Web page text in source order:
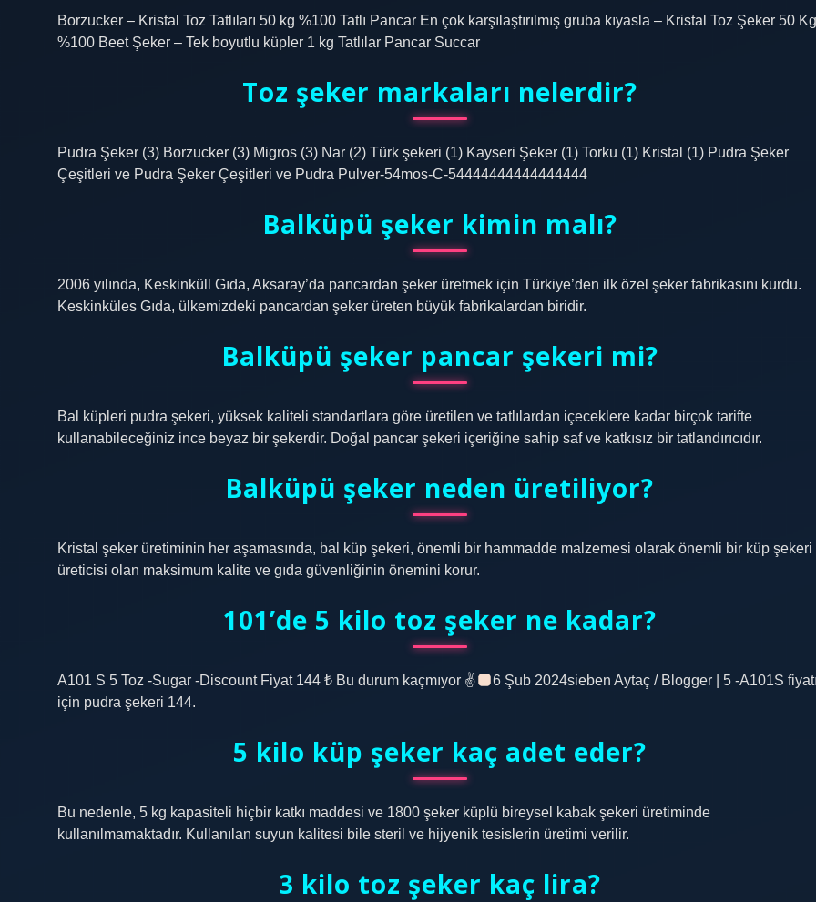
Borzucker – Kristal Toz Tatlıları 50 kg %100 Tatlı Pancar En çok karşılaştırılmış gruba kıyasla – Kristal Toz Şeker 50 Kg
%100 Beet Şeker – Tek boyutlu küpler 1 kg Tatlılar Pancar Succar
Toz şeker markaları nelerdir?
Pudra Şeker (3) Borzucker (3) Migros (3) Nar (2) Türk şekeri (1) Kayseri Şeker (1) Torku (1) Kristal (1) Pudra Şeker
Çeşitleri ve Pudra Şeker Çeşitleri ve Pudra Pulver-54mos-C-54444444444444444
Balküpü şeker kimin malı?
2006 yılında, Keskinküll Gıda, Aksaray’da pancardan şeker üretmek için Türkiye’den ilk özel şeker fabrikasını kurdu.
Keskinküles Gıda, ülkemizdeki pancardan şeker üreten büyük fabrikalardan biridir.
Balküpü şeker pancar şekeri mi?
Bal küpleri pudra şekeri, yüksek kaliteli standartlara göre üretilen ve tatlılardan içeceklere kadar birçok tarifte
kullanabileceğiniz ince beyaz bir şekerdir. Doğal pancar şekeri içeriğine sahip saf ve katkısız bir tatlandırıcıdır.
Balküpü şeker neden üretiliyor?
Kristal şeker üretiminin her aşamasında, bal küp şekeri, önemli bir hammadde malzemesi olarak önemli bir küp şekeri
üreticisi olan maksimum kalite ve gıda güvenliğinin önemini korur.
101’de 5 kilo toz şeker ne kadar?
A101 S 5 Toz -Sugar -Discount Fiyat 144 ₺ Bu durum kaçmıyor ✌
6 Şub 2024sieben Aytaç / Blogger | 5 -A101S
için pudra şekeri 144.
5 kilo küp şeker kaç adet eder?
Bu nedenle, 5 kg kapasiteli hiçbir katkı maddesi ve 1800 şeker küplü bireysel kabak şekeri üretiminde
kullanılmamaktadır. Kullanılan suyun kalitesi bile steril ve hijyenik tesislerin üretimi verilir.
3 kilo toz şeker kaç lira?